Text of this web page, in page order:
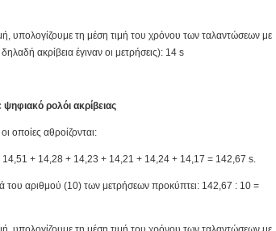
υπολογίζουμε τη μέση τιμή του χρόνου των ταλαντώσεων με
ακρίβεια έγιναν οι μετρήσεις): 14 s
ψηφιακό ρολόι ακρίβειας
οι οποίες αθροίζονται:
+ 14,28 + 14,23 + 14,21 + 14,24 + 14,17 = 142,67 s.
του αριθμού (10) των μετρήσεων προκύπτει: 142,67 : 10 =